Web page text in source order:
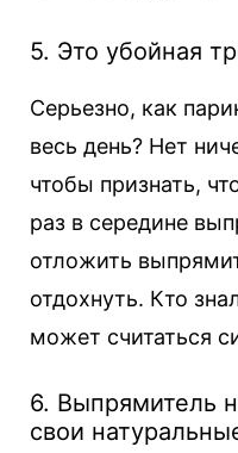
5. Это убойная
Серьезно, как
весь день? Нет
чтобы признать,
раз в середине
отложить
отдохнуть. Кто
может считаться
6. Выпрямитель
свои